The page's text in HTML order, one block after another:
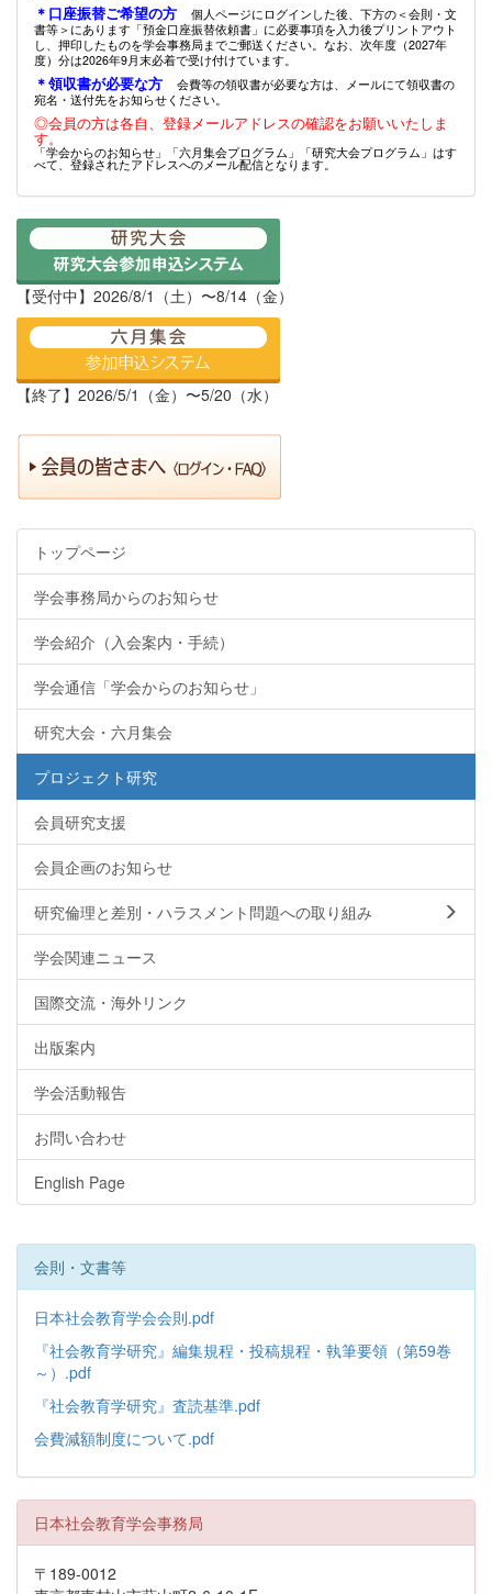
＊口座振替ご希望の方
個人ページにログインした後、下方の＜会則・文
書等＞にあります「預金口座振替依頼書」に必要事項を入力後プリントアウト
し、押印したものを学会事務局までご郵送ください。なお、次年度（2027年
度）分は2026年9月末必着で受け付けています。
＊領収書が必要な方
会費等の領収書が必要な方は、メールにて領収書の
宛名・送付先をお知らせください。
◎会員の方は各自、登録メールアドレスの確認をお願いいたしま
す。
「学会からのお知らせ」「六月集会プログラム」「研究大会プログラム」はす
べて、登録されたアドレスへのメール配信となります。
【受付中】2026/8/1（土）〜8/14（金）
【終了】2026/5/1（金）〜5/20（水）
トップページ
学会事務局からのお知らせ
学会紹介（入会案内・手続）
学会通信「学会からのお知らせ」
研究大会・六月集会
プロジェクト研究
会員研究支援
会員企画のお知らせ
研究倫理と差別・ハラスメント問題への取り組み
学会関連ニュース
国際交流・海外リンク
出版案内
学会活動報告
お問い合わせ
English Page
会則・文書等
日本社会教育学会会則.pdf
『社会教育学研究』編集規程・投稿規程・執筆要領（第59巻
～）.pdf
『社会教育学研究』査読基準.pdf
会費減額制度について.pdf
日本社会教育学会事務局
〒189-0012